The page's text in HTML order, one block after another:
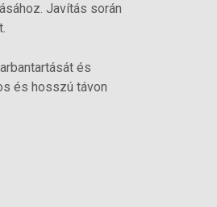
Javítás során
és
és hosszú távon